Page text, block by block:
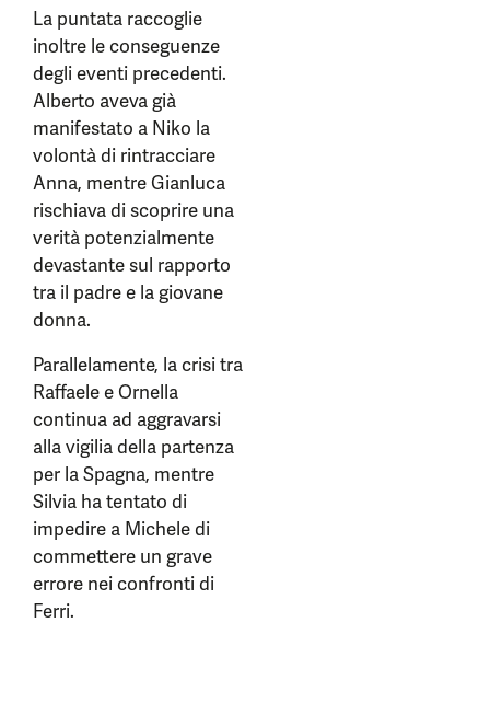
La puntata raccoglie
inoltre le conseguenze
degli eventi precedenti.
Alberto aveva già
manifestato a Niko la
volontà di rintracciare
Anna, mentre Gianluca
rischiava di scoprire una
verità potenzialmente
devastante sul rapporto
tra il padre e la giovane
donna.
Parallelamente, la crisi tra
Raffaele e Ornella
continua ad aggravarsi
alla vigilia della partenza
per la Spagna, mentre
Silvia ha tentato di
impedire a Michele di
commettere un grave
errore nei confronti di
Ferri.